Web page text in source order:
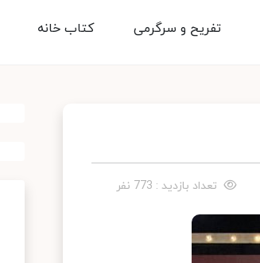
کتاب خانه تفریح و سرگرمی
تعداد بازدید : 773 نفر